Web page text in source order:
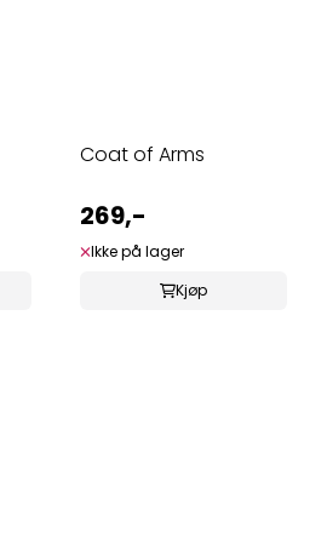
Coat of Arms
269,-
Ikke på lager
Kjøp